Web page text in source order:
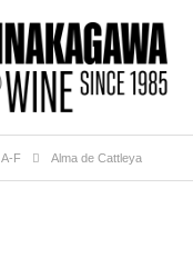
A-F Alma de Cattleya